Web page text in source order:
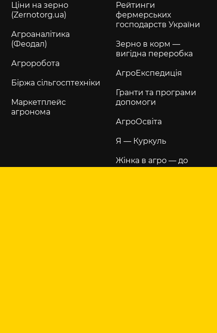
Ціни на зерно
(Zernotorg.ua)
Агроаналітика
(Феодал)
Агроробота
Біржа сільгосптехніки
Маркетплейс
агронома
Рейтинги
фермерських
господарств України
Зерно в корм —
вигідна переробка
АгроЕкспедиція
Гранти та програми
допомоги
АгроОсвіта
Я — Куркуль
Жінка в агро — до